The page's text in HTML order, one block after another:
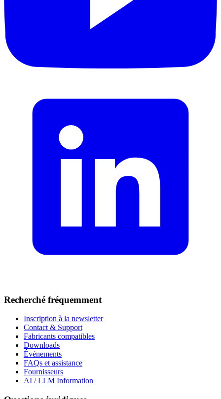
Recherché fréquemment
Inscription à la newsletter
Contact & Support
Fabricants compatibles
Downloads
Événements
FAQs et assistance
Fournisseurs
AI / LLM Information